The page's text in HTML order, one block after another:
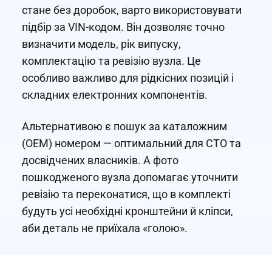
стане без доробок, варто використовувати
підбір за VIN-кодом. Він дозволяє точно
визначити модель, рік випуску,
комплектацію та ревізію вузла. Це
особливо важливо для рідкісних позицій і
складних електронних компонентів.
Альтернативою є пошук за каталожним
(OEM) номером — оптимальний для СТО та
досвідчених власників. А фото
пошкодженого вузла допомагає уточнити
ревізію та переконатися, що в комплекті
будуть усі необхідні кронштейни й кліпси,
аби деталь не приїхала «голою».